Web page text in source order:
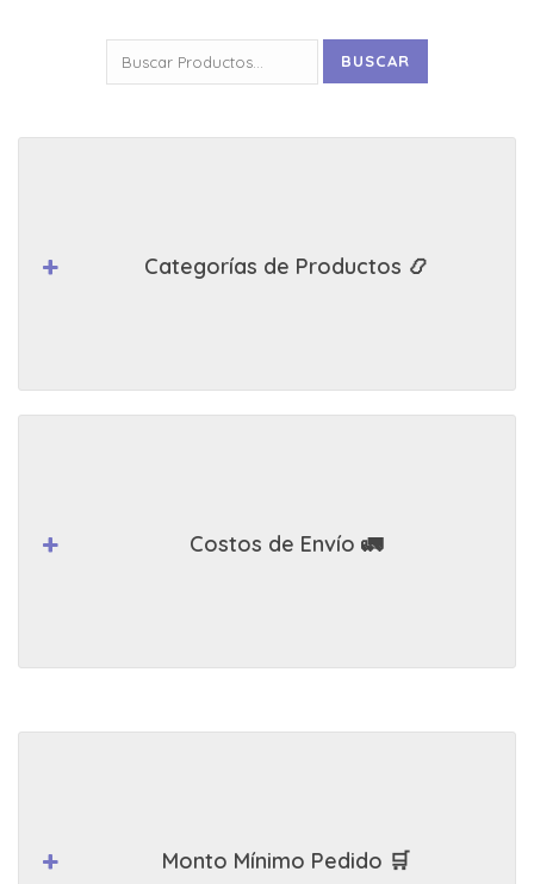
por:
BUSCAR
Categorías de Productos 📿
Costos de Envío 🚛
Monto Mínimo Pedido 🛒